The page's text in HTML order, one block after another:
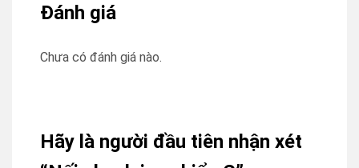
Đánh giá
Chưa có đánh giá nào.
Hãy là người đầu tiên nhận xét